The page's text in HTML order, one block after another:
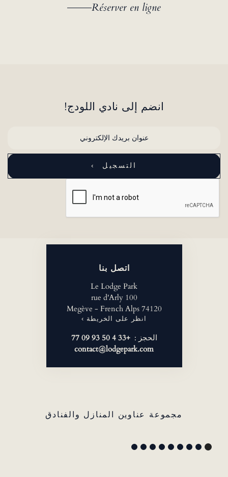
Réserver en ligne
انضم إلى نادي اللودج!
اتصل بنا
Le Lodge Park
100 rue d'Arly
74120 Megève - French Alps
انظر على الخريطة ›
الحجز :+33 4 50 93 09 77
contact@lodgepark.com
مجموعة عناوين المنازل والفنادق